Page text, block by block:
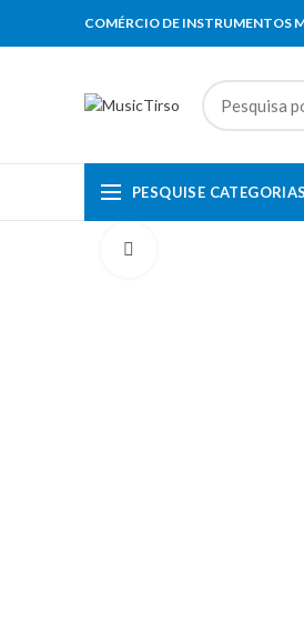
COMÉRCIO DE INSTRUMENTOS
PESQUISE CATEGORIAS